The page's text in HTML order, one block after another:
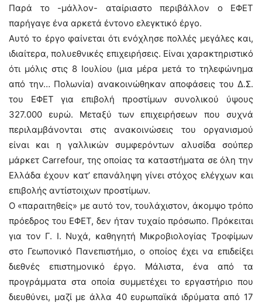
Παρά το -μάλλον- αταίριαστο περιβάλλον ο ΕΦΕΤ
παρήγαγε ένα αρκετά έντονο ελεγκτικό έργο.
Αυτό το έργο φαίνεται ότι ενόχλησε πολλές μεγάλες και,
ιδιαίτερα, πολυεθνικές επιχειρήσεις. Είναι χαρακτηριστικό
ότι μόλις στις 8 Ιουλίου (μια μέρα μετά το τηλεφώνημα
από την… Πολωνία) ανακοινώθηκαν αποφάσεις του Δ.Σ.
του ΕΦΕΤ για επιβολή προστίμων συνολικού ύψους
327.000 ευρώ. Μεταξύ των επιχειρήσεων που συχνά
περιλαμβάνονται στις ανακοινώσεις του οργανισμού
είναι και η γαλλικών συμφερόντων αλυσίδα σούπερ
μάρκετ Carrefour, της οποίας τα καταστήματα σε όλη την
Ελλάδα έχουν κατ’ επανάληψη γίνει στόχος ελέγχων και
επιβολής αντίστοιχων προστίμων.
Ο «παραιτηθείς» με αυτό τον, τουλάχιστον, άκομψο τρόπο
πρόεδρος του ΕΦΕΤ, δεν ήταν τυχαίο πρόσωπο. Πρόκειται
για τον Γ. Ι. Νυχά, καθηγητή Μικροβιολογίας Τροφίμων
στο Γεωπονικό Πανεπιστήμιο, ο οποίος έχει να επιδείξει
διεθνές επιστημονικό έργο. Μάλιστα, ένα από τα
προγράμματα στα οποία συμμετέχει το εργαστήριο που
διευθύνει, μαζί με άλλα 40 ευρωπαϊκά ιδρύματα από 17